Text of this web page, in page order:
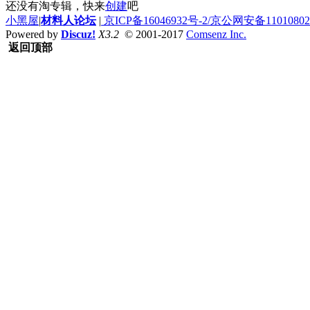
还没有淘专辑，快来创建吧
小黑屋|材料人论坛 | 京ICP备16046932号-2/京公网安备
Powered by Discuz! X3.2 © 2001-2017 Comsenz Inc.
返回顶部